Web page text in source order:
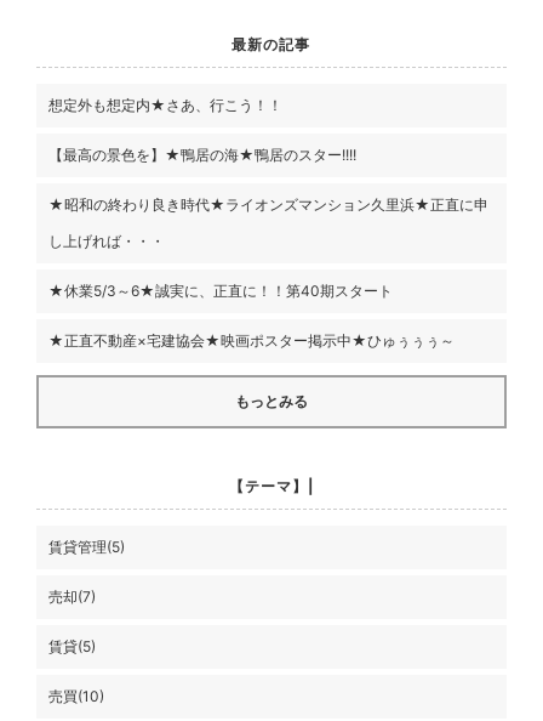
最新の記事
想定外も想定内★さあ、行こう！！
【最高の景色を】★鴨居の海★鴨居のスター!!!!
★昭和の終わり良き時代★ライオンズマンション久里浜★正直に申
し上げれば・・・
★休業5/3～6★誠実に、正直に！！第40期スタート
★正直不動産×宅建協会★映画ポスター掲示中★ひゅぅぅぅ～
もっとみる
【テーマ】|
賃貸管理(5)
売却(7)
賃貸(5)
売買(10)